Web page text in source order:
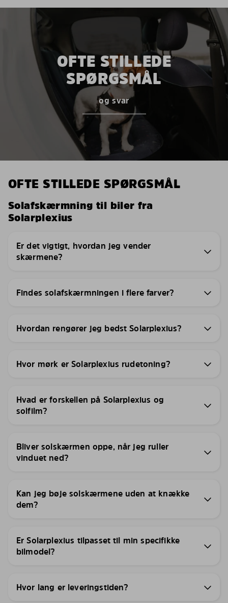
OFTE STILLEDE
SPØRGSMÅL
og svar
OFTE STILLEDE SPØRGSMÅL
Solafskærmning til biler fra
Solarplexius
Er det vigtigt, hvordan jeg vender
skærmene?
Findes solafskærmningen i flere farver?
Hvordan rengører jeg bedst Solarplexius?
Hvor mørk er Solarplexius rudetoning?
Hvad er forskellen på Solarplexius og
solfilm?
Bliver solskærmen oppe, når jeg ruller
vinduet ned?
Kan jeg bøje solskærmene uden at knække
dem?
Er Solarplexius tilpasset til min specifikke
bilmodel?
Hvor lang er leveringstiden?